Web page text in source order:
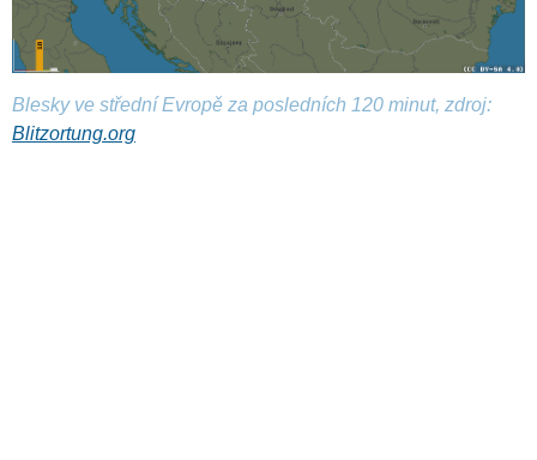
Blesky ve střední Evropě za posledních 120 minut, zdroj:
Blitzortung.org